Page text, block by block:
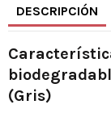
DESCRIPCIÓN
(Gris)